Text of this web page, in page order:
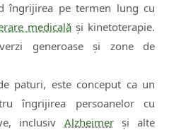
îngrijirea pe termen lung cu
medicală și kinetoterapie.
generoase și zone de
paturi, este conceput ca un
îngrijirea persoanelor cu
inclusiv Alzheimerși alte